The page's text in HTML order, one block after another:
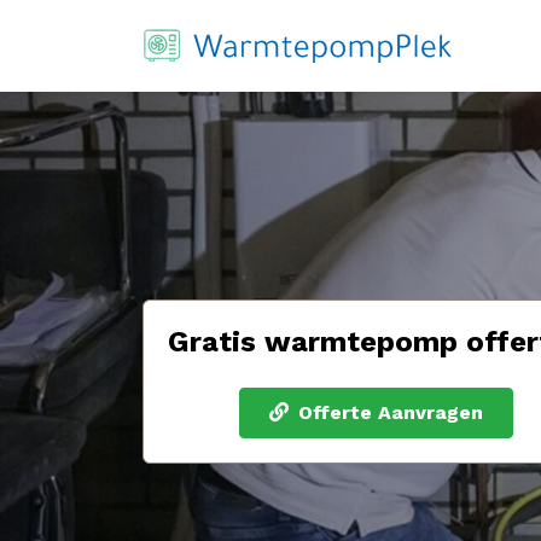
Gratis warmtepomp
Offerte Aanvragen